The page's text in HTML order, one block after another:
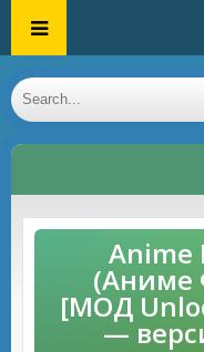
Anime
(Аниме
[МОД
—